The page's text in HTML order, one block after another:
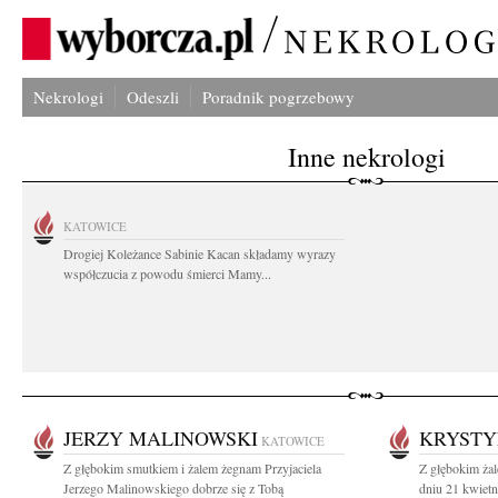
Nekrologi Odeszli Poradnik pogrzebowy
Inne nekrologi
KATOWICE
Drogiej Koleżance Sabinie Kacan składamy wyrazy
współczucia z powodu śmierci Mamy...
JERZY MALINOWSKI KATOWICE
Z głębokim smutkiem i żalem żegnam Przyjaciela
Jerzego Malinowskiego dobrze się z Tobą
Z głębokim
dniu 21